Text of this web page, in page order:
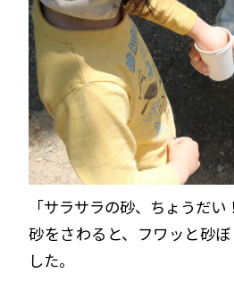
「サラサラの砂、ちょうだい
砂をさわると、フワッと砂
した。